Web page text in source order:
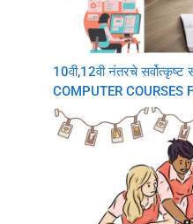
10वी,12वी नंतरचे
COMPUTER COURSES